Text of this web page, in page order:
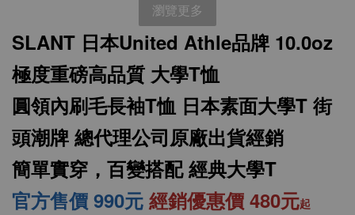
瀏覽更多
SLANT 日本United Athle品牌 10.0oz
極度重磅高品質 大學T恤
圓領內刷毛長袖T恤 日本素面大學T 街
頭潮牌 總代理公司原廠出貨經銷
簡單實穿，百變搭配 經典大學T
官方售價 990元 經銷優惠價 480元起